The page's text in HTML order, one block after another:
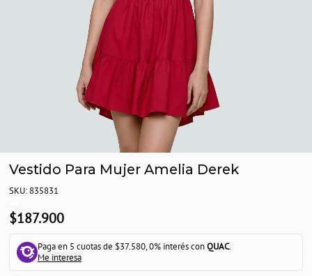
Vestido Para Mujer Amelia Derek
SKU: 835831
$187.900
Paga en 5 cuotas de $37.580, 0% interés conQUAC.
Me interesa